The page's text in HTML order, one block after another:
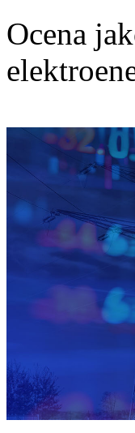
Ocena